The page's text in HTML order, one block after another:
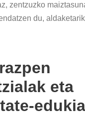
zentzuzko
du,
eta